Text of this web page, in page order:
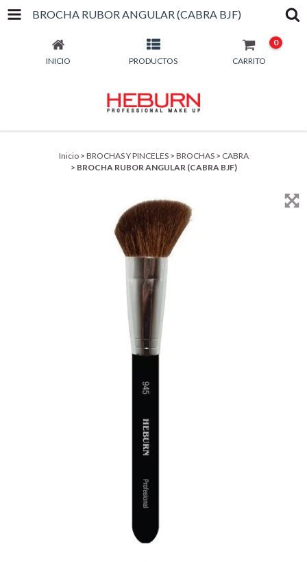
BROCHA RUBOR ANGULAR (CABRA BJF)
INICIO PRODUCTOS CARRITO
0
Inicio > BROCHAS Y PINCELES > BROCHAS > CABRA
> BROCHA RUBOR ANGULAR (CABRA BJF)